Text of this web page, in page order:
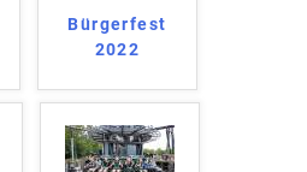
Bürgerfest
2022